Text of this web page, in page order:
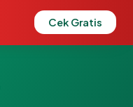
Cek Gratis